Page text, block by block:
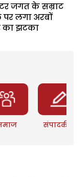
जगत के सम्राट
लगा अरबों
का झटका
संपादकीय